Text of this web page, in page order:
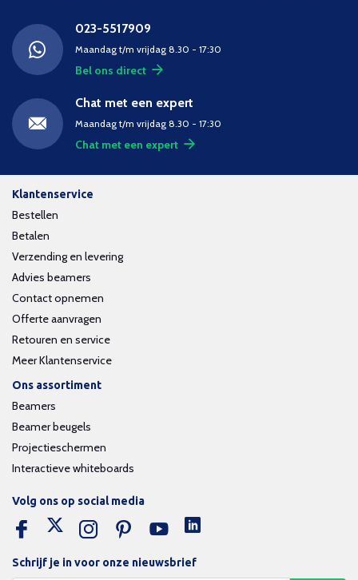
023-5517909
Maandag t/m vrijdag 8.30 - 17:30
Bel ons direct
Chat met een expert
Maandag t/m vrijdag 8.30 - 17:30
Chat met een expert
Klantenservice
Bestellen
Betalen
Verzending en levering
Advies beamers
Contact opnemen
Offerte aanvragen
Retouren en service
Meer Klantenservice
Ons assortiment
Beamers
Beamer beugels
Projectieschermen
Interactieve whiteboards
Schrijf je in voor onze nieuwsbrief
Volg ons op social media